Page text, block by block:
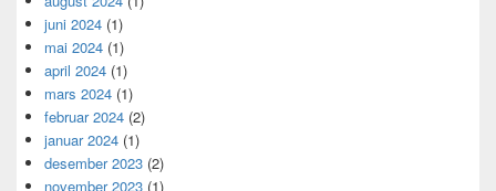
juni 2024 (1)
mai 2024 (1)
april 2024 (1)
mars 2024 (1)
februar 2024 (2)
januar 2024 (1)
desember 2023 (2)
november 2023 (1)